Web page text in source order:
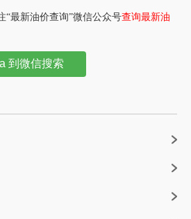
“最新油价查询”微信公众号查询最新油
到微信搜索